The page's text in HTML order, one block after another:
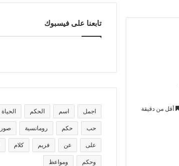
أقل من دقيقة
تابعنا على فيسبوك
اجمل اسم الحكم الحياة
حب حكم رومانسية صور
على عن فريم كلام
وحكم ومواعظ